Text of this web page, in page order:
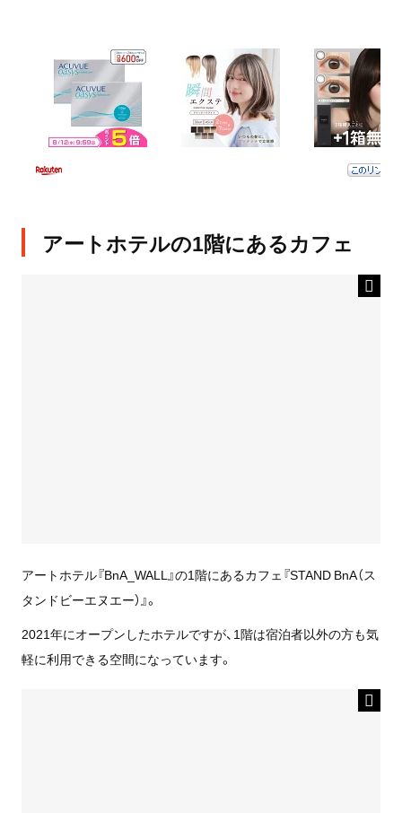
アートホテルの1階にあるカフェ
アートホテル『BnA_WALL』の1階にあるカフェ『STAND BnA（ス
タンドビーエヌエー）』。
2021年にオープンしたホテルですが、1階は宿泊者以外の方も気
軽に利用できる空間になっています。